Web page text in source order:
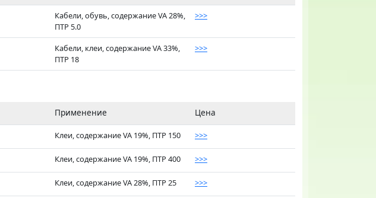
Кабели, обувь, содержание VA 28%,
ПТР 5.0
>>>
Кабели, клеи, содержание VA 33%,
ПТР 18
>>>
Применение Цена
Клеи, содержание VA 19%, ПТР 150 >>>
Клеи, содержание VA 19%, ПТР 400 >>>
Клеи, содержание VA 28%, ПТР 25 >>>